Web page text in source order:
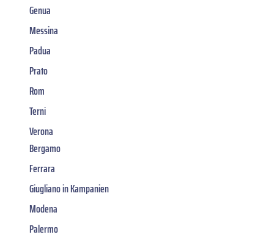
Genua
Messina
Padua
Prato
Rom
Terni
Verona
Bergamo
Ferrara
Giugliano in Kampanien
Modena
Palermo